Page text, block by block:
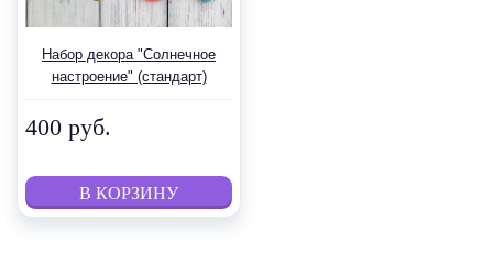
Набор декора "Солнечное
настроение" (стандарт)
400 руб.